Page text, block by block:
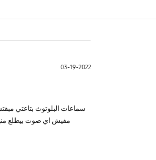
03-19-2022
مفيش اي صوت بيطلع